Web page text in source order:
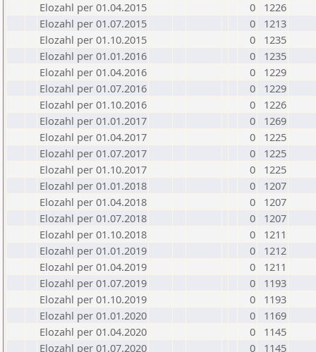
Elozahl per 01.04.2015
0
1226
Elozahl per 01.07.2015
0
1213
Elozahl per 01.10.2015
0
1235
Elozahl per 01.01.2016
0
1235
Elozahl per 01.04.2016
0
1229
Elozahl per 01.07.2016
0
1229
Elozahl per 01.10.2016
0
1226
Elozahl per 01.01.2017
0
1269
Elozahl per 01.04.2017
0
1225
Elozahl per 01.07.2017
0
1225
Elozahl per 01.10.2017
0
1225
Elozahl per 01.01.2018
0
1207
Elozahl per 01.04.2018
0
1207
Elozahl per 01.07.2018
0
1207
Elozahl per 01.10.2018
0
1211
Elozahl per 01.01.2019
0
1212
Elozahl per 01.04.2019
0
1211
Elozahl per 01.07.2019
0
1193
Elozahl per 01.10.2019
0
1193
Elozahl per 01.01.2020
0
1169
Elozahl per 01.04.2020
0
1145
Elozahl per 01.07.2020
0
1145